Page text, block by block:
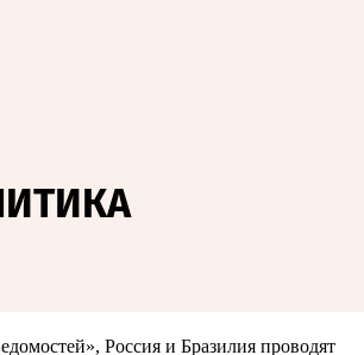
Россия и Бразилия проводят